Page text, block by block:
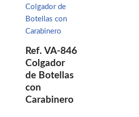
Ref. VA-846
Colgador
de Botellas
con
Carabinero